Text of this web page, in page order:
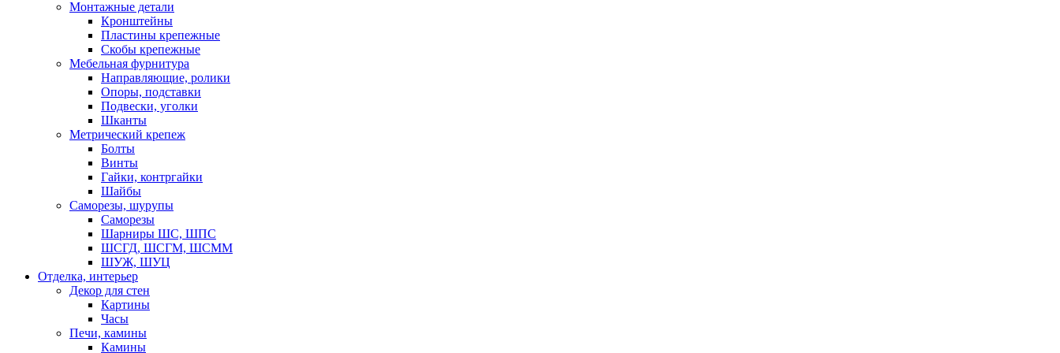
Монтажные детали
Кронштейны
Пластины крепежные
Скобы крепежные
Мебельная фурнитура
Направляющие, ролики
Опоры, подставки
Подвески, уголки
Шканты
Метрический крепеж
Болты
Винты
Гайки, контргайки
Шайбы
Саморезы, шурупы
Саморезы
Шарниры ШС, ШПС
ШСГД, ШСГМ, ШСММ
ШУЖ, ШУЦ
Отделка, интерьер
Декор для стен
Картины
Часы
Печи, камины
Камины